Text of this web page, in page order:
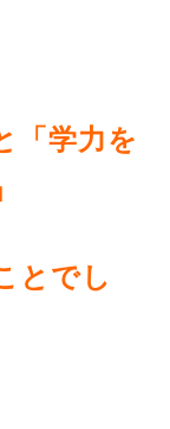
「学力を
とでし